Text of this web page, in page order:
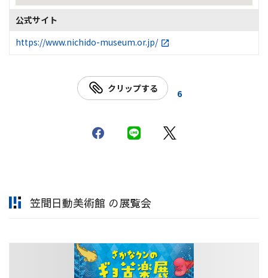
公式サイト
https://www.nichido-museum.or.jp/
クリップする 6
笠間日動美術館 の展覧会